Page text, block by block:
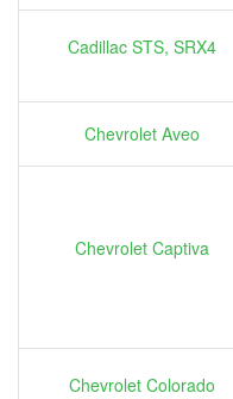
Cadillac STS, SRX4
Chevrolet Aveo
Chevrolet Captiva
Chevrolet Colorado